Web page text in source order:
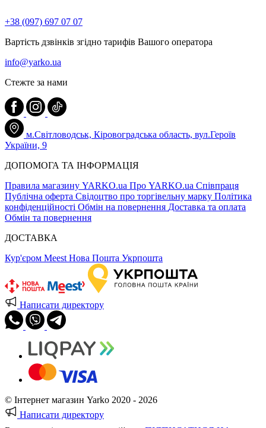
+38 (097) 697 07 07
Вартість дзвінків згідно тарифів Вашого оператора
info@yarko.ua
Стежте за нами
м.Світловодськ, Кіровоградська область, вул.Героїв
України, 9
ДОПОМОГА ТА ІНФОРМАЦІЯ
Правила магазину YARKO.ua Про YARKO.ua Співпраця
Публічна оферта Свідоцтво про торгівельну марку Політика
конфіденційності Обмін на повернення Доставка та оплата
Обмін та повернення
ДОСТАВКА
Кур'єром Meest Нова Пошта Укрпошта
Написати директору
© Інтернет магазин Yarko 2020 - 2026
Написати директору